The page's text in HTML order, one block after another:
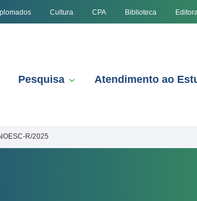
Cultura CPA Biblioteca Editora
Pesquisa Atendimento ao
R/2025